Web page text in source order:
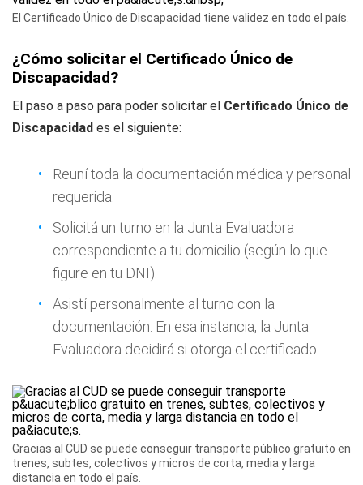
El Certificado Único de Discapacidad tiene validez en todo el país.
¿Cómo solicitar el Certificado Único de
Discapacidad?
El paso a paso para poder solicitar el Certificado Único de
Discapacidad es el siguiente:
Reuní toda la documentación médica y personal
requerida.
Solicitá un turno en la Junta Evaluadora
correspondiente a tu domicilio (según lo que
figure en tu DNI).
Asistí personalmente al turno con la
documentación. En esa instancia, la Junta
Evaluadora decidirá si otorga el certificado.
Gracias al CUD se puede conseguir transporte público gratuito en
trenes, subtes, colectivos y micros de corta, media y larga
distancia en todo el país.